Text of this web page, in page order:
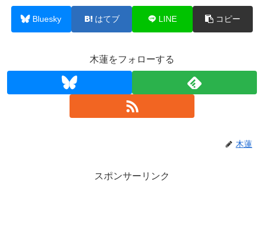
Bluesky はてブ LINE コピー
木蓮をフォローする
木蓮
スポンサーリンク